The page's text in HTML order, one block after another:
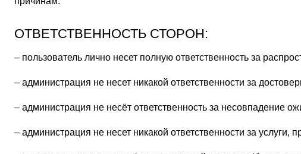
ОТВЕТСТВЕННОСТЬ СТОРОН:
– пользователь лично несет полную ответственность за
– администрация не несет никакой ответственности за
– администрация не несёт ответственность за несовпадение
– администрация не несет никакой ответственности за услуги,